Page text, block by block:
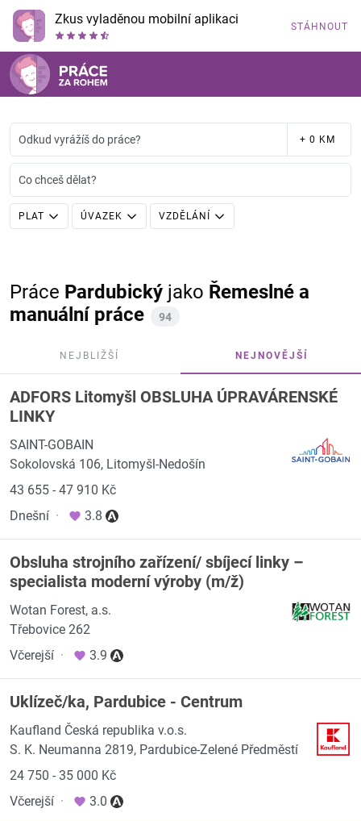
Zkus vyladěnou mobilní aplikaci STÁHNOUT
Odkud vyrážíš do práce? + 0 KM
Co chceš dělat?
PLAT ÚVAZEK VZDĚLÁNÍ
Práce Pardubický jako Řemeslné a
manuální práce
94
NEJBLIŽŠÍ NEJNOVĚJŠÍ
ADFORS Litomyšl OBSLUHA ÚPRAVÁRENSKÉ
LINKY
SAINT-GOBAIN
Sokolovská 106, Litomyšl-Nedošín
43 655 - 47 910 Kč
Dnešní · 3.8
Obsluha strojního zařízení/ sbíjecí linky –
specialista moderní výroby (m/ž)
Wotan Forest, a.s.
Třebovice 262
Včerejší · 3.9
Uklízeč/ka, Pardubice - Centrum
Kaufland Česká republika v.o.s.
S. K. Neumanna 2819, Pardubice-Zelené Předměstí
24 750 - 35 000 Kč
Včerejší · 3.0